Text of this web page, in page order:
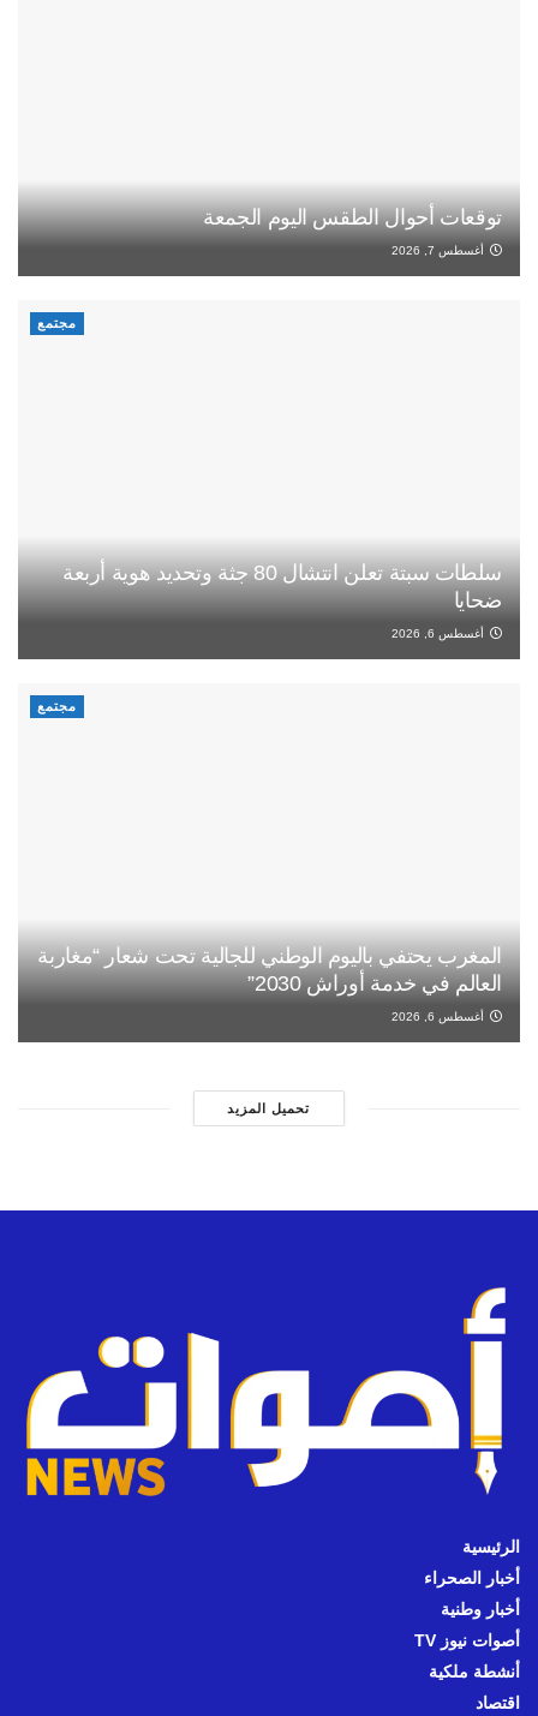
توقعات أحوال الطقس اليوم الجمعة
أغسطس 7, 2026
مجتمع
سلطات سبتة تعلن انتشال 80 جثة وتحديد هوية أربعة
ضحايا
أغسطس 6, 2026
مجتمع
المغرب يحتفي باليوم الوطني للجالية تحت شعار “مغاربة
العالم في خدمة أوراش 2030”
أغسطس 6, 2026
تحميل المزيد
الرئيسية
أخبار الصحراء
أخبار وطنية
أصوات نيوز TV
أنشطة ملكية
اقتصاد